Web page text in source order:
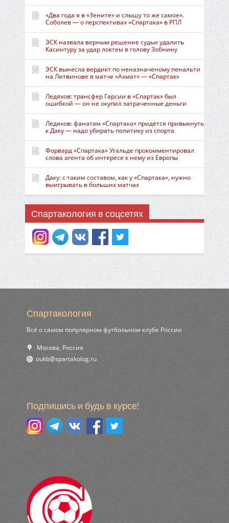
«Два года я в «Зените» и слышу то же самое».
Соболев — о перспективах «Спартака» в РПЛ
ЭСК назвала верным решение судьи удалить
Касинтуру за удар локтем в голову Зобнину
ЭСК вынесла вердикт по неназначеному пенальти
на Литвинове в матче «Ахмат» — «Спартак»
Ледяхов: трансфер Гарсии в «Спартак» был
ошибкой — он не окупил затраченные деньги
Ледяхов: фанатам «Спартака» придётся привыкнуть
к Даку — надо убирать политику из спорта
Форвард «Спартака» Угальде прокомментировал
слова агента об интересе к нему из Европы
Даку: с таким составом, как у «Спартака», нужно
выигрывать в больших матчах
Спартакология в соцсетях
Спартакология
Всё о самом популярном футбольном клубе России
Москва, Россия
ur.golokatraps@bkuo
Подпишись и будь в курсе!